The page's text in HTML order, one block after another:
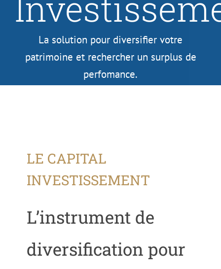
La solution pour diversifier votre
patrimoine et rechercher un surplus de
perfomance.
LE CAPITAL
INVESTISSEMENT
L’instrument de
diversification pour